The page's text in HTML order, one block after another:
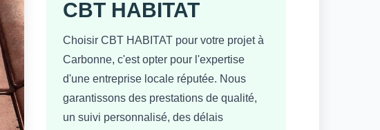
CBT HABITAT
Choisir CBT HABITAT pour votre projet à
Carbonne, c'est opter pour l'expertise
d'une entreprise locale réputée. Nous
garantissons des prestations de qualité,
un suivi personnalisé, des délais